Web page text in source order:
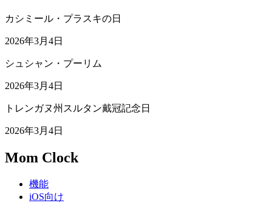
カシミール・プラスキの日
2026年3月4日
シュシャン・プーリム
2026年3月4日
トレンガヌ州スルタン戴冠記念日
2026年3月4日
Mom Clock
機能
iOS向け